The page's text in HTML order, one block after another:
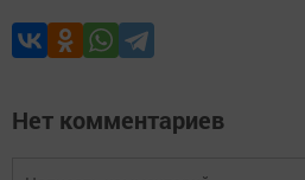
Нет комментариев